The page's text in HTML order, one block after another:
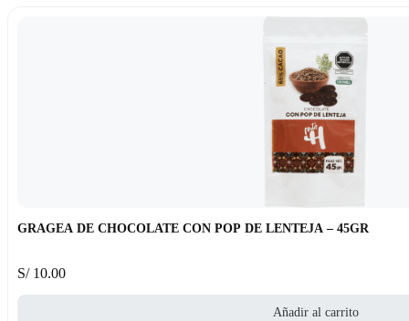
GRAGEA DE CHOCOLATE CON POP DE LENTEJA – 45GR
S/10.00
Añadir al carrito